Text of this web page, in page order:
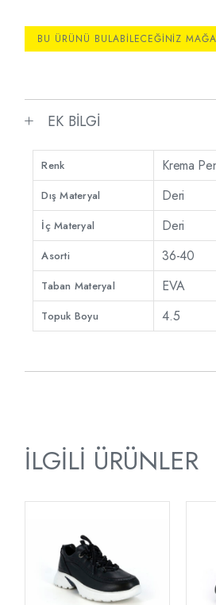
BU ÜRÜNÜ BULABILECEĞINIZ
EK BILGI
Renk Krema
Dış Materyal Deri
İç Materyal Deri
Asorti 36-40
Taban Materyal EVA
Topuk Boyu 4.5
İLGILI ÜRÜNLER